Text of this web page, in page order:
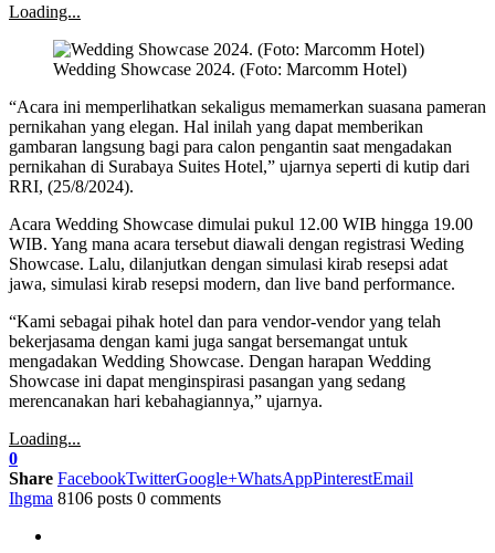
Loading...
Wedding Showcase 2024. (Foto: Marcomm Hotel)
“Acara ini memperlihatkan sekaligus memamerkan suasana pameran
pernikahan yang elegan. Hal inilah yang dapat memberikan
gambaran langsung bagi para calon pengantin saat mengadakan
pernikahan di Surabaya Suites Hotel,” ujarnya seperti di kutip dari
RRI, (25/8/2024).
Acara Wedding Showcase dimulai pukul 12.00 WIB hingga 19.00
WIB. Yang mana acara tersebut diawali dengan registrasi Weding
Showcase. Lalu, dilanjutkan dengan simulasi kirab resepsi adat
jawa, simulasi kirab resepsi modern, dan live band performance.
“Kami sebagai pihak hotel dan para vendor-vendor yang telah
bekerjasama dengan kami juga sangat bersemangat untuk
mengadakan Wedding Showcase. Dengan harapan Wedding
Showcase ini dapat menginspirasi pasangan yang sedang
merencanakan hari kebahagiannya,” ujarnya.
Loading...
0
Share FacebookTwitterGoogle+WhatsAppPinterestEmail
Ihgma 8106 posts 0 comments